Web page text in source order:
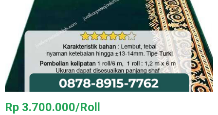
Rp 3.700.000/Roll